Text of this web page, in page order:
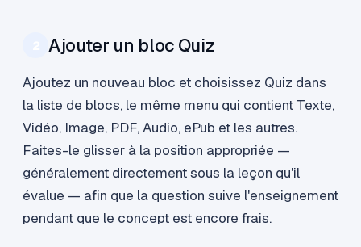
Ajouter un bloc Quiz
Ajoutez un nouveau bloc et choisissez Quiz dans
la liste de blocs, le même menu qui contient Texte,
Vidéo, Image, PDF, Audio, ePub et les autres.
Faites-le glisser à la position appropriée —
généralement directement sous la leçon qu'il
évalue — afin que la question suive l'enseignement
pendant que le concept est encore frais.